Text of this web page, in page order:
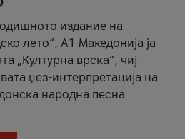
издание на
лето“, А1 Македонија ја
„Културна врска“, чиј
џез-интерпретација на
народна песна